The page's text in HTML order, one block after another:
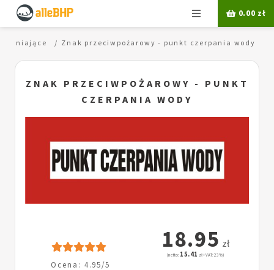
Menu 0.00 zł
Znak przeciwpożarowy - punkt czerpania wody
ZNAK PRZECIWPOŻAROWY - PUNKT
CZERPANIA WODY
Ocena: 4.95/5
18.95 zł
(netto: 15.41 zł + VAT: 23%)